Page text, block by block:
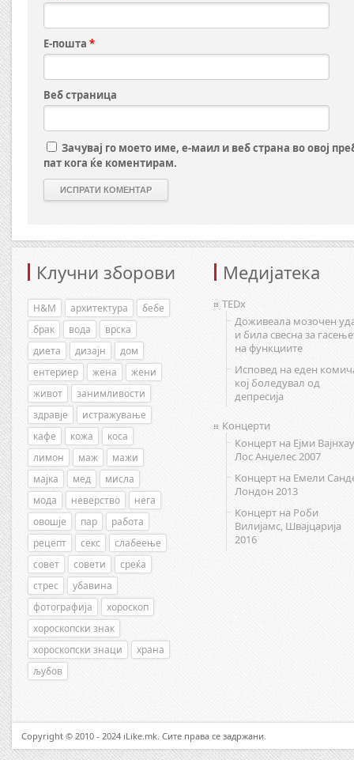
Е-пошта *
Веб страница
Зачувај го моето име, е-маил и веб страна во овој
пат кога ќе коментирам.
Клучни зборови
H&M архитектура
бебе
брак
вода
врска
диета
дизајн
дом
ентериер
жена
жени
живот
занимливости
здравје
истражување
кафе
кожа
коса
лимон
маж
мажи
мајка
мед
мисла
мода
неверство
нега
овошје
пар
работа
рецепт
секс
слабеење
совет
совети
среќа
стрес
убавина
фотографија
хороскоп
хороскопски знак
хороскопски знаци
храна
љубов
Медијатека
TEDx
Доживеала мозочен
и била свесна за
на функциите
Исповед на еден
кој боледувал од
депресија
Концерти
Концерт на Ејми
Лос Анџелес 2007
Концерт на Емели
Лондон 2013
Концерт на Роби
Вилијамс, Швајцарија
2016
Copyright © 2010 - 2024 iLike.mk. Сите права се задржани.